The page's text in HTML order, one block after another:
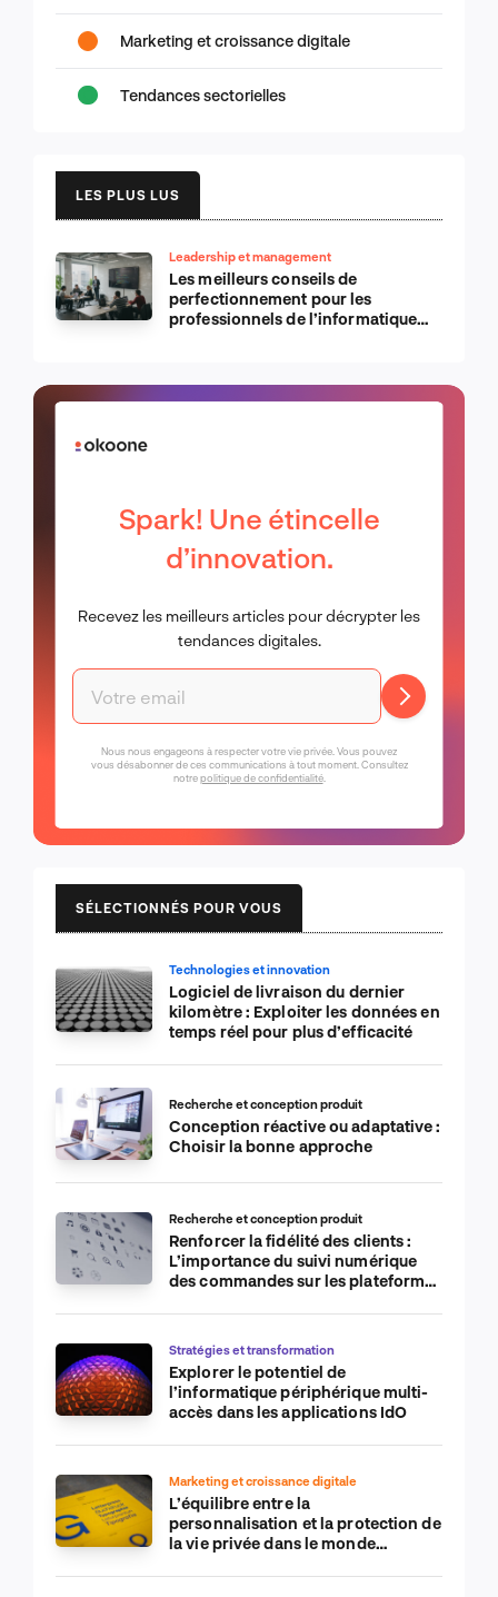
Marketing et croissance digitale
Tendances sectorielles
LES PLUS LUS
Leadership et management
Les meilleurs conseils de
perfectionnement pour les
professionnels de l’informatique
Spark! Une étincelle
d’innovation.
Recevez les meilleurs articles pour décrypter les
tendances digitales.
Nous nous engageons à respecter votre vie privée. Vous pouvez
vous désabonner de ces communications à tout moment. Consultez
notrepolitique de confidentialité.
SÉLECTIONNÉS POUR VOUS
Technologies et innovation
Logiciel de livraison du dernier
kilomètre : Exploiter les données en
temps réel pour plus d’efficacité
Recherche et conception produit
Conception réactive ou adaptative :
Choisir la bonne approche
Recherche et conception produit
Renforcer la fidélité des clients :
L’importance du suivi numérique
des commandes sur les plateformes
Stratégies et transformation
Explorer le potentiel de
l’informatique périphérique multi-
accès dans les applications IdO
Marketing et croissance digitale
L’équilibre entre la
personnalisation et la protection de
la vie privée dans le monde